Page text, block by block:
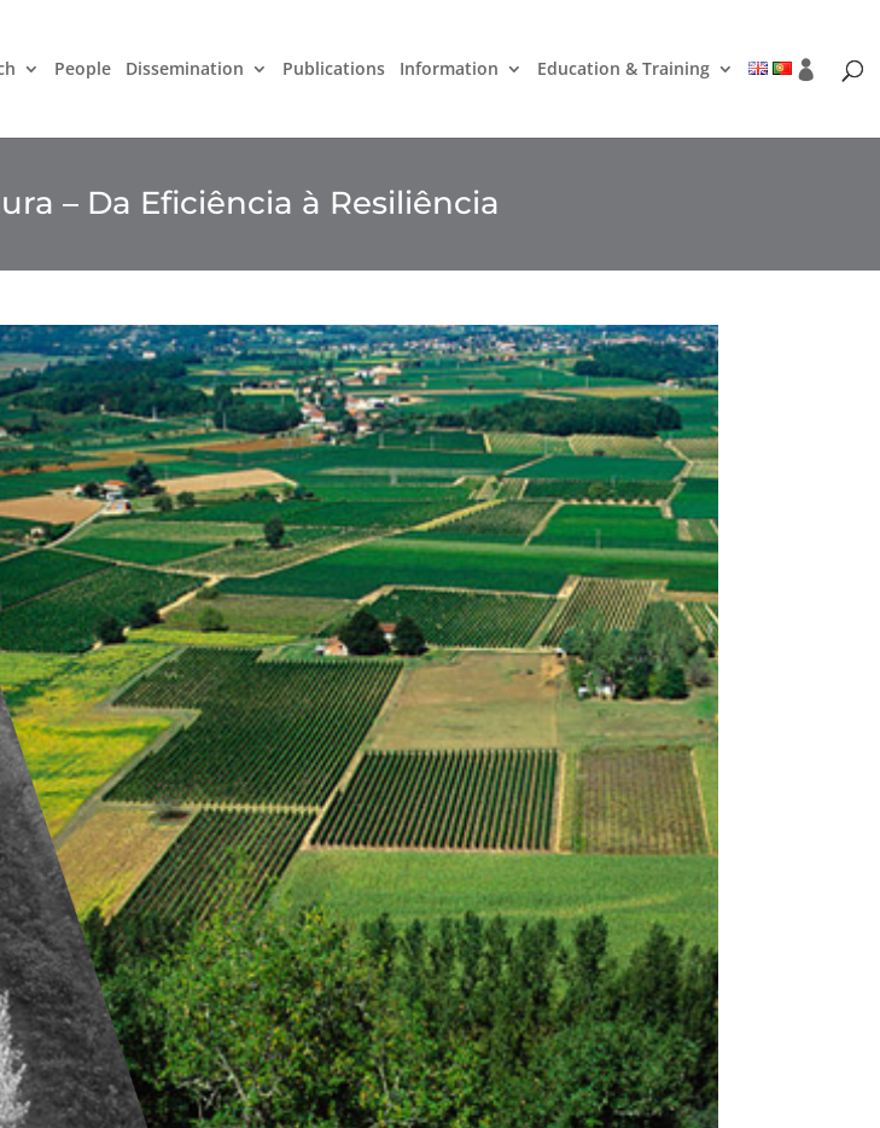
People Dissemination Publications Information Education & Training
– Da Eficiência à Resiliência